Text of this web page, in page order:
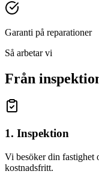
Garanti på reparationer
Så arbetar vi
Från
1. Inspektion
Vi besöker din
kostnadsfritt.